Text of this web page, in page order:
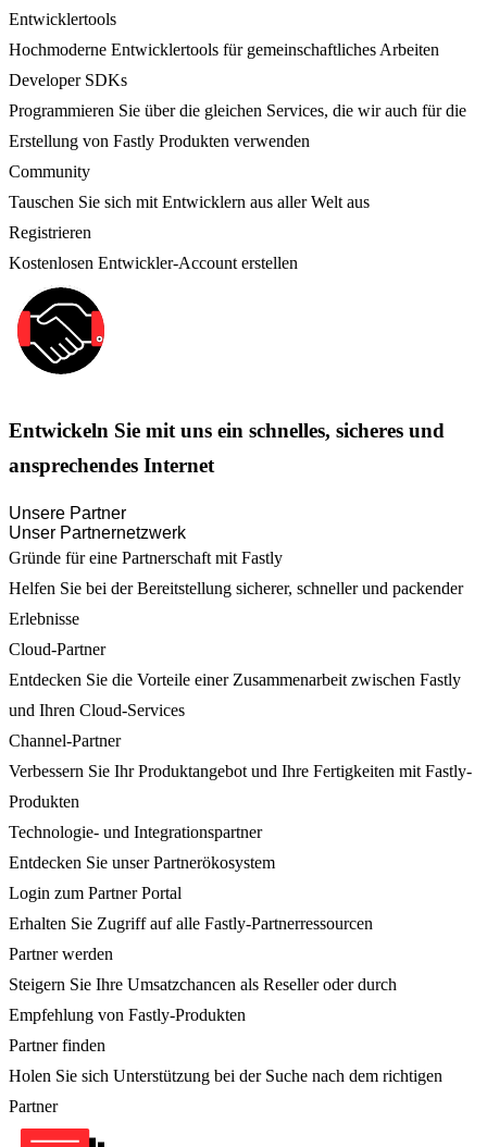
Entwicklertools
Hochmoderne Entwicklertools für gemeinschaftliches Arbeiten
Developer SDKs
Programmieren Sie über die gleichen Services, die wir auch für die
Erstellung von Fastly Produkten verwenden
Community
Tauschen Sie sich mit Entwicklern aus aller Welt aus
Registrieren
Kostenlosen Entwickler-Account erstellen
Entwickeln Sie mit uns ein schnelles, sicheres und
ansprechendes Internet
Unsere Partner
Unser Partnernetzwerk
Gründe für eine Partnerschaft mit Fastly
Helfen Sie bei der Bereitstellung sicherer, schneller und packender
Erlebnisse
Cloud-Partner
Entdecken Sie die Vorteile einer Zusammenarbeit zwischen Fastly
und Ihren Cloud-Services
Channel-Partner
Verbessern Sie Ihr Produktangebot und Ihre Fertigkeiten mit Fastly-
Produkten
Technologie- und Integrationspartner
Entdecken Sie unser Partnerökosystem
Login zum Partner Portal
Erhalten Sie Zugriff auf alle Fastly-Partnerressourcen
Partner werden
Steigern Sie Ihre Umsatzchancen als Reseller oder durch
Empfehlung von Fastly-Produkten
Partner finden
Holen Sie sich Unterstützung bei der Suche nach dem richtigen
Partner